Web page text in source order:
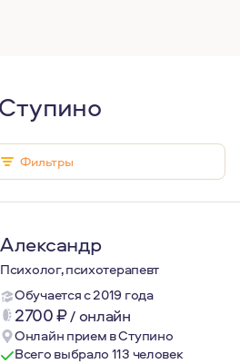
Фильтры
Александр
Психолог, психотерапевт
Обучается с 2019 года
2700₽/ онлайн
Онлайн прием в Ступино
Всего выбрало 113 человек